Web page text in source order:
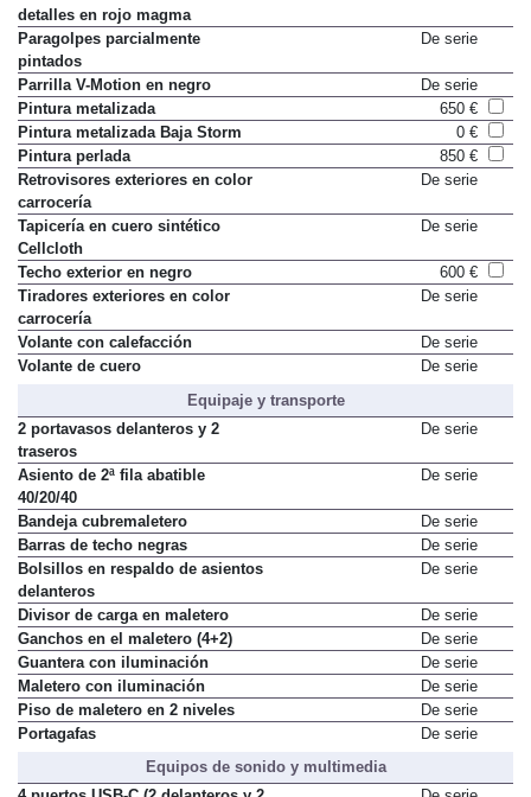
Pack exterior Adventure con
detalles en rojo magma
Paragolpes parcialmente
pintados
Parrilla V-Motion en negro
De serie
Pintura metalizada
650 €
Pintura metalizada Baja Storm
0 €
Pintura perlada
850 €
Retrovisores exteriores en color
carrocería
Tapicería en cuero sintético
Cellcloth
Techo exterior en negro
600 €
Tiradores exteriores en color
carrocería
Volante con calefacción
De serie
Equipaje y transporte
2 portavasos delanteros y 2
traseros
Asiento de 2ª fila abatible
40/20/40
Bandeja cubremaletero
De serie
Barras de techo negras
De serie
Bolsillos en respaldo de asientos
delanteros
Divisor de carga en maletero
De serie
Ganchos en el maletero (4+2)
De serie
Guantera con iluminación
De serie
Maletero con iluminación
De serie
Piso de maletero en 2 niveles
De serie
Equipos de sonido y multimedia